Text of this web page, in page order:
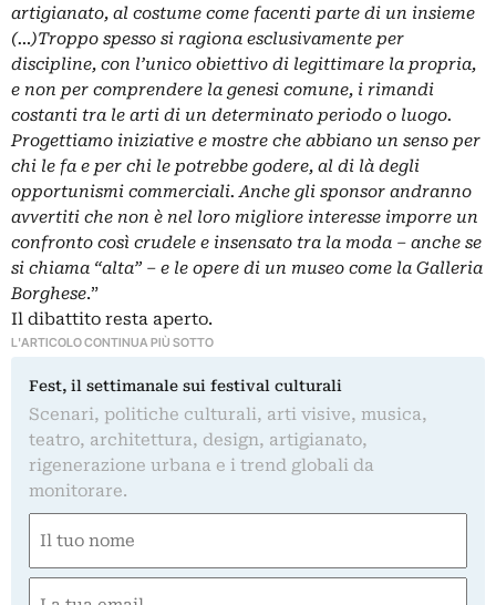
artigianato, al costume come facenti parte di un insieme
(…)Troppo spesso si ragiona esclusivamente per
discipline, con l’unico obiettivo di legittimare la propria,
e non per comprendere la genesi comune, i rimandi
costanti tra le arti di un determinato periodo o luogo.
Progettiamo iniziative e mostre che abbiano un senso per
chi le fa e per chi le potrebbe godere, al di là degli
opportunismi commerciali. Anche gli sponsor andranno
avvertiti che non è nel loro migliore interesse imporre un
confronto così crudele e insensato tra la moda – anche se
si chiama “alta” – e le opere di un museo come la Galleria
Borghese.”
Il dibattito resta aperto.
L'ARTICOLO CONTINUA PIÙ SOTTO
Fest, il settimanale sui festival culturali
Scenari, politiche culturali, arti visive, musica,
teatro, architettura, design, artigianato,
rigenerazione urbana e i trend globali da
monitorare.
(Required)
First